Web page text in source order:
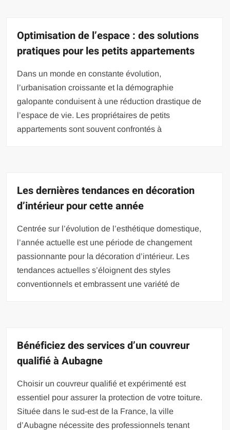
Optimisation de l’espace : des solutions
pratiques pour les petits appartements
Dans un monde en constante évolution,
l’urbanisation croissante et la démographie
galopante conduisent à une réduction drastique de
l’espace de vie. Les propriétaires de petits
appartements sont souvent confrontés à
Les dernières tendances en décoration
d’intérieur pour cette année
Centrée sur l’évolution de l’esthétique domestique,
l’année actuelle est une période de changement
passionnante pour la décoration d’intérieur. Les
tendances actuelles s’éloignent des styles
conventionnels et embrassent une variété de
Bénéficiez des services d’un couvreur
qualifié à Aubagne
Choisir un couvreur qualifié et expérimenté est
essentiel pour assurer la protection de votre toiture.
Située dans le sud-est de la France, la ville
d’Aubagne nécessite des professionnels tenant